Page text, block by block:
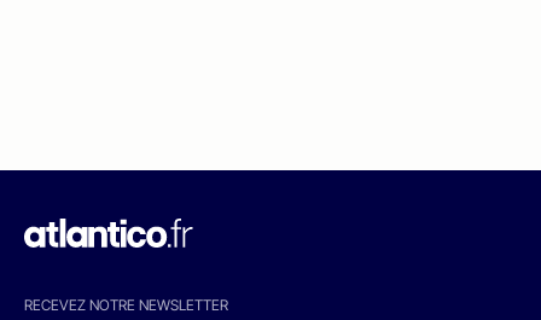
RECEVEZ NOTRE NEWSLETTER